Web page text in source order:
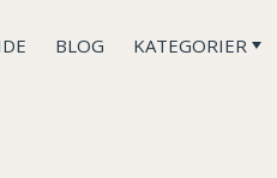
BLOG KATEGORIER